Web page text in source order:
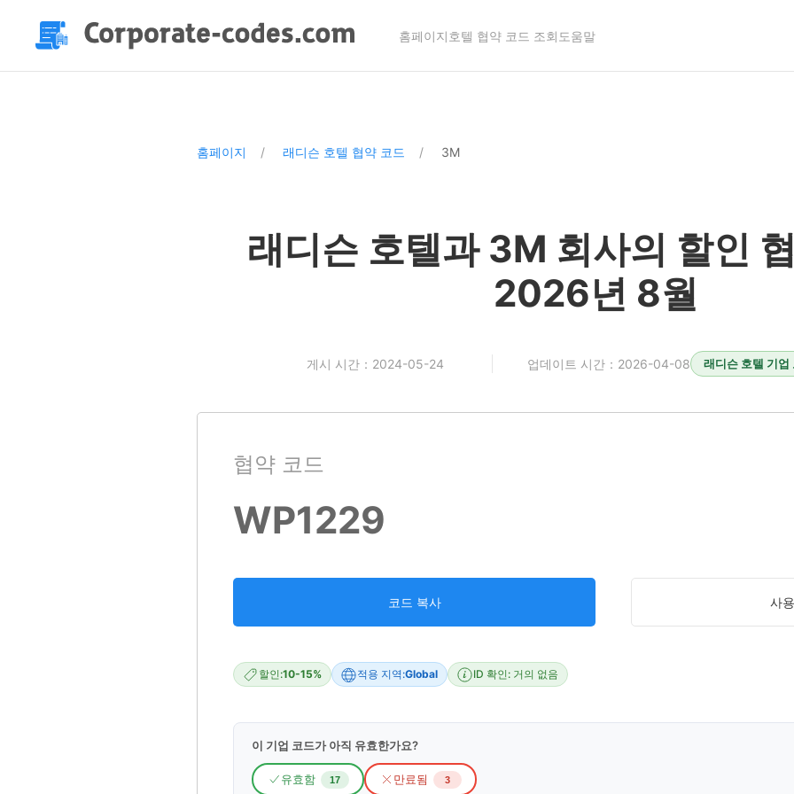
홈페이지호텔 협약 코드 조회 도움말
홈페이지 래디슨 호텔 협약 코드 3M
래디슨 호텔과 3M 회사의 할인
2026년 8월
게시 시간：2024-05-24 업데이트 시간：2026-04-08 래디슨 호텔 기업
협약 코드
WP1229
코드 복사 사
할인:10-15% 적용 지역:Global ID 확인: 거의 없음
이 기업 코드가 아직 유효한가요?
유효함 17 만료됨 3